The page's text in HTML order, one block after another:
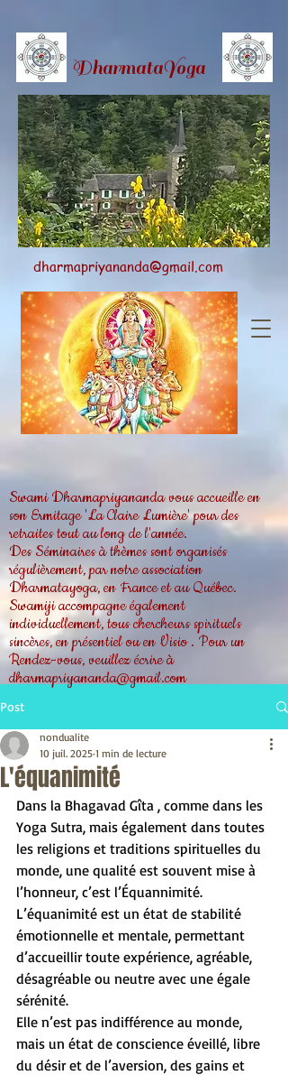
DharmataYoga
dharmapriyananda@gmail.com
Swami Dharmapriyananda vous accueille en
son Ermitage 'La Claire Lumière' pour des
retraites tout au long de l'année.
Des Séminaires à thèmes sont organisés
régulièrement, par notre association
Dharmatayoga, en France et au Québec.
Swamiji accompagne également
individuellement, tous chercheurs spirituels
sincères, en présentiel ou en Visio . Pour un
Rendez-vous, veuillez écrire à
dharmapriyananda@gmail.com
Post
L'équanimité
nondualite
10 juil. 2025 1 min de lecture
Dans la Bhagavad Gîta , comme dans les
Yoga Sutra, mais également dans toutes
les religions et traditions spirituelles du
monde, une qualité est souvent mise à
l’honneur, c’est l’Équannimité.
L’équanimité est un état de stabilité
émotionnelle et mentale, permettant
d’accueillir toute expérience, agréable,
désagréable ou neutre avec une égale
sérénité.
Elle n’est pas indifférence au monde,
mais un état de conscience éveillé, libre
du désir et de l’aversion, des gains et